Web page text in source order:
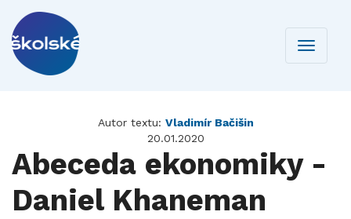
Toggle
Autor textu: Vladimír Bačišin
20.01.2020
Abeceda ekonomiky -
Daniel Khaneman